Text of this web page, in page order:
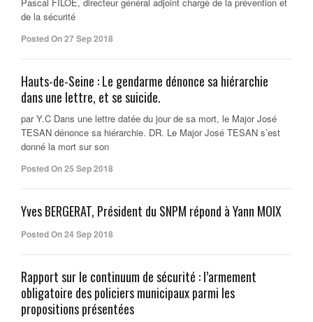
de la sécurité
Posted On 27 Sep 2018
Hauts-de-Seine : Le gendarme dénonce sa hiérarchie
dans une lettre, et se suicide.
par Y.C Dans une lettre datée du jour de sa mort, le Major José
TESAN dénonce sa hiérarchie. DR. Le Major José TESAN s’est
donné la mort sur son
Posted On 25 Sep 2018
Yves BERGERAT, Président du SNPM répond à Yann MOIX
Posted On 24 Sep 2018
Rapport sur le continuum de sécurité : l’armement
obligatoire des policiers municipaux parmi les
propositions présentées